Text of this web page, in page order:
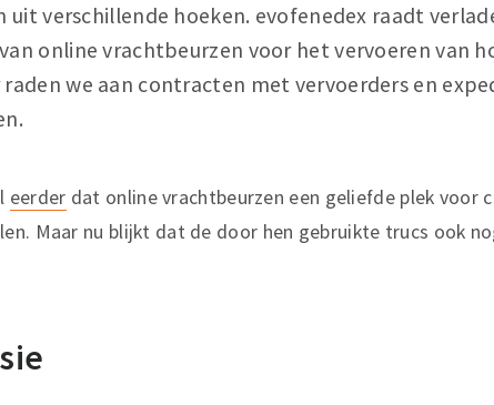
uit verschillende hoeken. evofenedex raadt
online vrachtbeurzen voor het vervoeren van
we aan contracten met vervoerders en
eerder dat online vrachtbeurzen een geliefde plek voor
Maar nu blijkt dat de door hen gebruikte trucs ook